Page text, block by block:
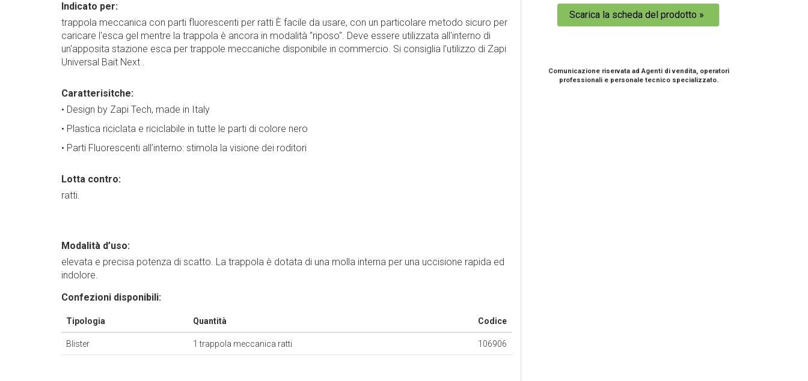
Indicato per:
trappola meccanica con parti fluorescenti per ratti È facile da usare, con un particolare metodo sicuro per
caricare l'esca gel mentre la trappola è ancora in modalità "riposo". Deve essere utilizzata all'interno di
un'apposita stazione esca per trappole meccaniche disponibile in commercio. Si consiglia l’utilizzo di Zapi
Universal Bait Next .
Caratterisitche:
• Design by Zapi Tech, made in Italy
• Plastica riciclata e riciclabile in tutte le parti di colore nero
• Parti Fluorescenti all’interno: stimola la visione dei roditori
Lotta contro:
ratti.
Modalità d’uso:
elevata e precisa potenza di scatto. La trappola è dotata di una molla interna per una uccisione rapida ed
indolore.
Confezioni disponibili:
Tipologia Quantità Codice
Blister 1 trappola meccanica ratti 106906
Scarica la scheda del prodotto »
Comunicazione riservata ad Agenti di vendita, operatori
professionali e personale tecnico specializzato.